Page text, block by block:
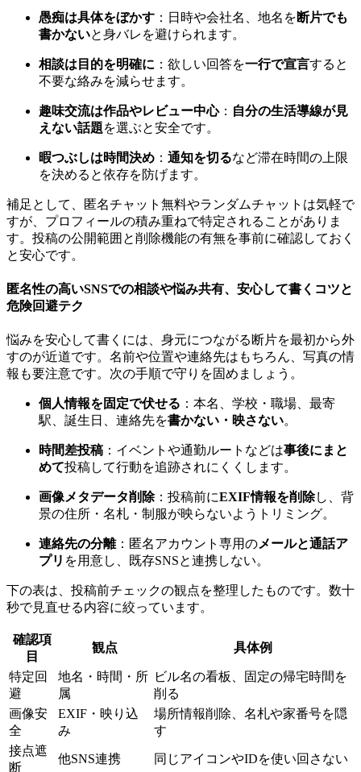
愚痴は具体をぼかす ：日時や会社名、地名を断片でも
書かないと身バレを避けられます。
相談は目的を明確に ：欲しい回答を一行で宣言すると
不要な絡みを減らせます。
趣味交流は作品やレビュー中心： 自分の生活導線が見
えない話題を選ぶと安全です。
暇つぶしは時間決め ： 通知を切るなど滞在時間の上限
を決めると依存を防げます。
補足として、匿名チャット無料やランダムチャットは気軽で
すが、プロフィールの積み重ねで特定されることがありま
す。投稿の公開範囲と削除機能の有無を事前に確認しておく
と安心です。
匿名性の高いSNSでの相談や悩み共有、安心して書くコツと
危険回避テク
悩みを安心して書くには、身元につながる断片を最初から外
すのが近道です。名前や位置や連絡先はもちろん、写真の情
報も要注意です。次の手順で守りを固めましょう。
個人情報を固定で伏せる ：本名、学校・職場、最寄
駅、誕生日、連絡先を書かない・映さない。
時間差投稿 ：イベントや通勤ルートなどは事後にまと
めて投稿して行動を追跡されにくくします。
画像メタデータ削除：投稿前にEXIF情報を削除し、背
景の住所・名札・制服が映らないようトリミング。
連絡先の分離：匿名アカウント専用のメールと通話ア
プリ を用意し、既存SNSと連携しない。
下の表は、投稿前チェックの観点を整理したものです。数十
秒で見直せる内容に絞っています。
確認項
目
観点 具体例
特定回
避
地名・時間・所
属
ビル名の看板、固定の帰宅時間を
削る
画像安
全
EXIF・映り込
み
場所情報削除、名札や家番号を隠
す
接点遮
断
他SNS連携 同じアイコンやIDを使い回さない